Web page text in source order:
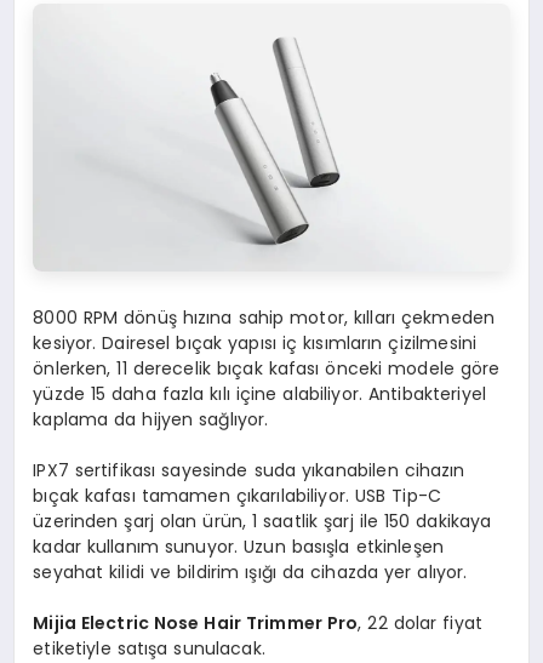
8000 RPM dönüş hızına sahip motor, kılları çekmeden
kesiyor. Dairesel bıçak yapısı iç kısımların çizilmesini
önlerken, 11 derecelik bıçak kafası önceki modele göre
yüzde 15 daha fazla kılı içine alabiliyor. Antibakteriyel
kaplama da hijyen sağlıyor.
IPX7 sertifikası sayesinde suda yıkanabilen cihazın
bıçak kafası tamamen çıkarılabiliyor. USB Tip-C
üzerinden şarj olan ürün, 1 saatlik şarj ile 150 dakikaya
kadar kullanım sunuyor. Uzun basışla etkinleşen
seyahat kilidi ve bildirim ışığı da cihazda yer alıyor.
Mijia Electric Nose Hair Trimmer Pro, 22 dolar fiyat
etiketiyle satışa sunulacak.